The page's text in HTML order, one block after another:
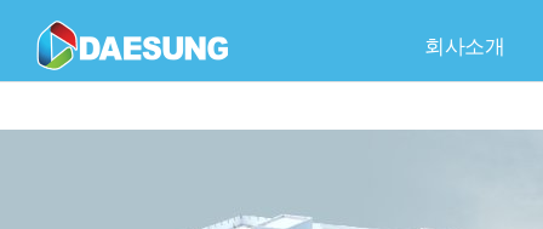
회사소개
회사개요